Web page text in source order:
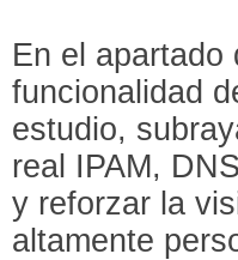
En el apartado
funcionalidad
estudio,
real IPAM,
y reforzar la
altamente